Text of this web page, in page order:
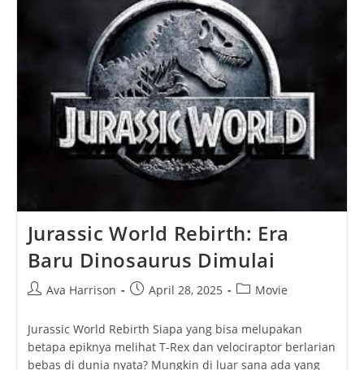
See:
Ketegangan
Keanehan
Saat
Menonton
Film
Horor
Indonesia
Jurassic World Rebirth: Era
Baru Dinosaurus Dimulai
PostAva Harrison
PostApril 28, 2025
PostMovie
Jurassic World Rebirth Siapa yang bisa melupakan
betapa epiknya melihat T-Rex dan velociraptor berlarian
bebas di dunia nyata? Mungkin di luar sana ada yang